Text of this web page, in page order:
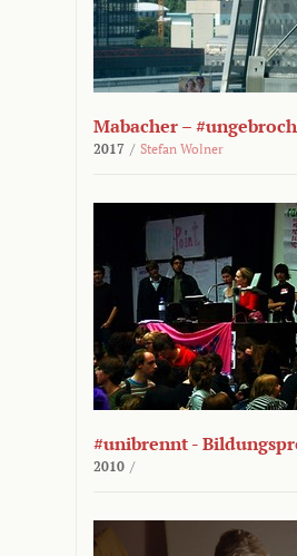
Mabacher –
2017 / Stefan Wolner
#unibrennt -
2010 /